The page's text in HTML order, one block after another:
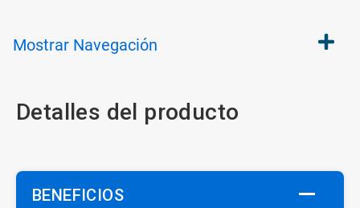
Mostrar Navegación
Detalles del producto
BENEFICIOS